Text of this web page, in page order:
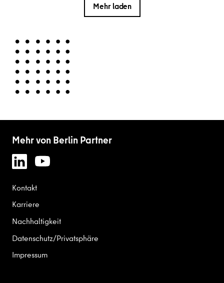
Mehr laden
Mehr von Berlin Partner
Kontakt
Karriere
Nachhaltigkeit
Datenschutz/Privatsphäre
Impressum